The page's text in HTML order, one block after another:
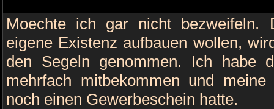
Moechte ich gar nicht bezweifeln.
eigene Existenz aufbauen wollen,
den Segeln genommen. Ich habe
mehrfach mitbekommen und
noch einen Gewerbeschein hatte.